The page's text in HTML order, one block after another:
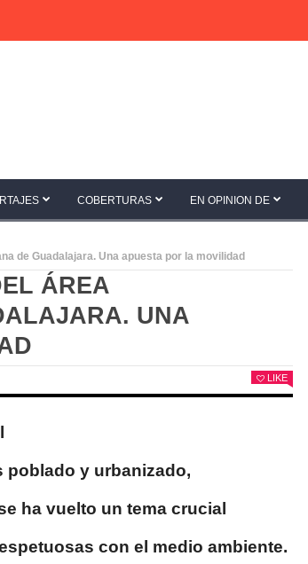
COBERTURAS EN OPINION DE
de Guadalajara. Una apuesta por la movilidad
ÁREA
UNA
LIKE
poblado y urbanizado,
ha vuelto un tema crucial
con el medio ambiente.